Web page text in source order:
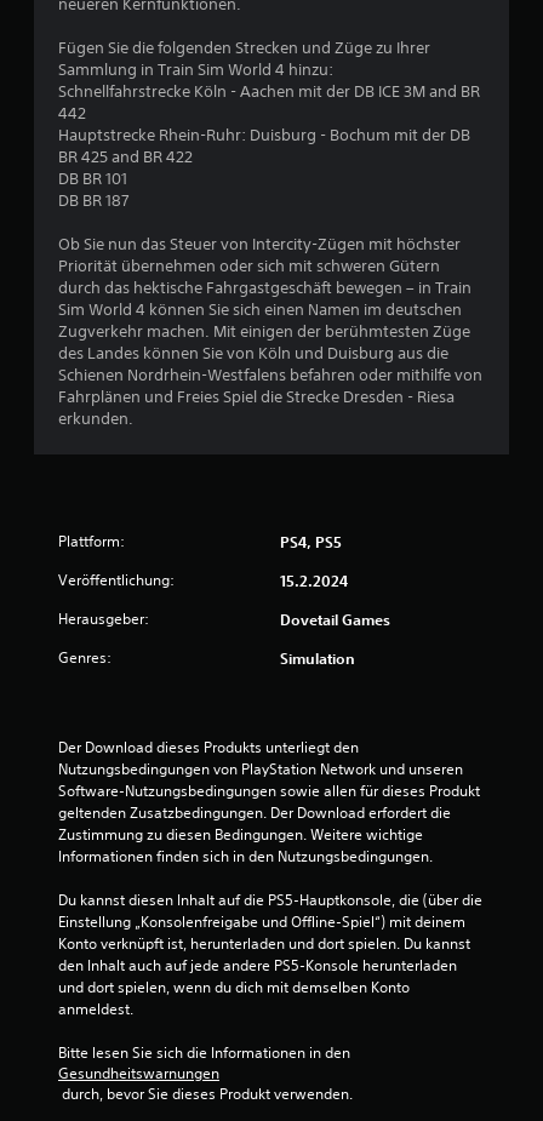
e
w
r
t
u
n
g
:
5
t
e
Fügen Sie die folgenden Strecken und Züge zu Ihrer
Sammlung in Train Sim World 4 hinzu:
Schnellfahrstrecke Köln - Aachen mit der DB ICE 3M and BR
442
Hauptstrecke Rhein-Ruhr: Duisburg - Bochum mit der DB
BR 425 and BR 422
DB BR 101
DB BR 187
Ob Sie nun das Steuer von Intercity-Zügen mit höchster
Priorität übernehmen oder sich mit schweren Gütern
durch das hektische Fahrgastgeschäft bewegen – in Train
Sim World 4 können Sie sich einen Namen im deutschen
Zugverkehr machen. Mit einigen der berühmtesten Züge
des Landes können Sie von Köln und Duisburg aus die
Schienen Nordrhein-Westfalens befahren oder mithilfe von
Fahrplänen und Freies Spiel die Strecke Dresden - Riesa
erkunden.
Plattform: PS4, PS5
Veröffentlichung: 15.2.2024
Herausgeber: Dovetail Games
Genres: Simulation
Der Download dieses Produkts unterliegt den
Nutzungsbedingungen von PlayStation Network und unseren
Software-Nutzungsbedingungen sowie allen für dieses Produkt
geltenden Zusatzbedingungen. Der Download erfordert die
Zustimmung zu diesen Bedingungen. Weitere wichtige
Informationen finden sich in den Nutzungsbedingungen.
Du kannst diesen Inhalt auf die PS5-Hauptkonsole, die (über die
Einstellung „Konsolenfreigabe und Offline-Spiel“) mit deinem
Konto verknüpft ist, herunterladen und dort spielen. Du kannst
den Inhalt auch auf jede andere PS5-Konsole herunterladen
und dort spielen, wenn du dich mit demselben Konto
anmeldest.
Bitte lesen Sie sich die Informationen in den
Gesundheitswarnungen
durch, bevor Sie dieses Produkt verwenden.